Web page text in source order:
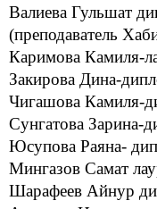
Валиева Гульшат
(преподаватель
Каримова Камиля-
Закирова Дина-
Чигашова Камиля-
Сунгатова Зарина-
Юсупова Раяна-
Мингазов Самат
Шарафеев Айнур